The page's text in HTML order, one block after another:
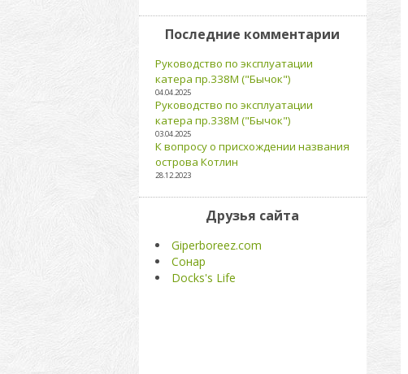
Последние комментарии
Руководство по эксплуатации
катера пр.338М ("Бычок")
04.04.2025
Руководство по эксплуатации
катера пр.338М ("Бычок")
03.04.2025
К вопросу о присхождении названия
острова Котлин
28.12.2023
Друзья сайта
Giperboreez.com
Сонар
Docks's Life